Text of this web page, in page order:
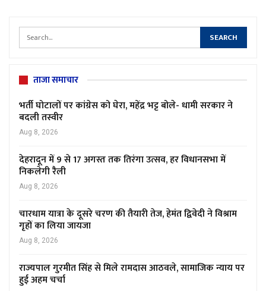
ताजा समाचार
भर्ती घोटालों पर कांग्रेस को घेरा, महेंद्र भट्ट बोले- धामी सरकार ने
बदली तस्वीर
Aug 8, 2026
देहरादून में 9 से 17 अगस्त तक तिरंगा उत्सव, हर विधानसभा में
निकलेगी रैली
Aug 8, 2026
चारधाम यात्रा के दूसरे चरण की तैयारी तेज, हेमंत द्विवेदी ने विश्राम
गृहों का लिया जायजा
Aug 8, 2026
राज्यपाल गुरमीत सिंह से मिले रामदास आठवले, सामाजिक न्याय पर
हुई अहम चर्चा